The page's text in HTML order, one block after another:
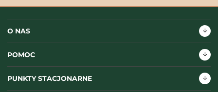
O NAS
POMOC
PUNKTY STACJONARNE